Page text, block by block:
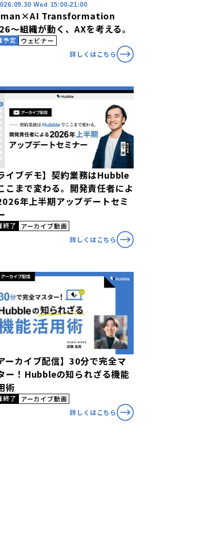
Wed 15:00-21:00
Transformation
〜組織が動く、AXを考える。
予定
ウェビナー
詳しくはこちら
イブデモ】契約業務はHubble
こまで変わる。開発責任者によ
年上半期アップデートセミ
終了
アーカイブ動画
詳しくはこちら
ーカイブ配信】30分で完全マ
ー！Hubbleの知られざる機能
術
終了
アーカイブ動画
詳しくはこちら